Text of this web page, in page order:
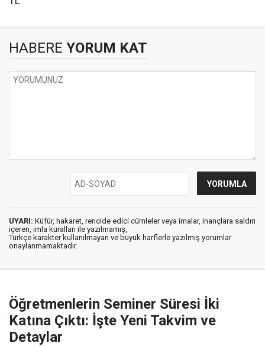
HABERE YORUM KAT
UYARI: Küfür, hakaret, rencide edici cümleler veya imalar, inançlara saldırı
içeren, imla kuralları ile yazılmamış,
Türkçe karakter kullanılmayan ve büyük harflerle yazılmış yorumlar
onaylanmamaktadır.
Öğretmenlerin Seminer Süresi İki
Katına Çıktı: İşte Yeni Takvim ve
Detaylar